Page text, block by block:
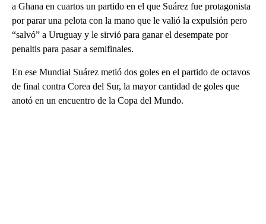
a Ghana en cuartos un partido en el que Suárez fue protagonista
por parar una pelota con la mano que le valió la expulsión pero
“salvó” a Uruguay y le sirvió para ganar el desempate por
penaltis para pasar a semifinales.
En ese Mundial Suárez metió dos goles en el partido de octavos
de final contra Corea del Sur, la mayor cantidad de goles que
anotó en un encuentro de la Copa del Mundo.